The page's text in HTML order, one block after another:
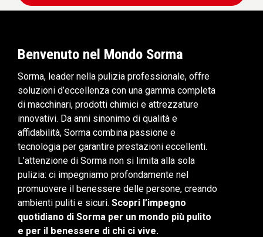
Benvenuto nel Mondo Sorma
Sorma, leader nella pulizia professionale, offre
soluzioni d’eccellenza con una gamma completa
di macchinari, prodotti chimici e attrezzature
innovativi. Da anni sinonimo di qualità e
affidabilità, Sorma combina passione e
tecnologia per garantire prestazioni eccellenti.
L’attenzione di Sorma non si limita alla sola
pulizia: ci impegniamo profondamente nel
promuovere il benessere delle persone, creando
ambienti puliti e sicuri. Scopri l’impegno
quotidiano di Sorma per un mondo più pulito
e per il benessere di chi ci vive.